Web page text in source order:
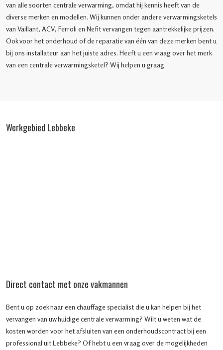
van alle soorten centrale verwarming, omdat hij kennis heeft van de
diverse merken en modellen. Wij kunnen onder andere verwarmingsketels
van Vaillant, ACV, Ferroli en Nefit vervangen tegen aantrekkelijke prijzen.
Ook voor het onderhoud of de reparatie van één van deze merken bent u
bij ons installateur aan het juiste adres. Heeft u een vraag over het merk
van een centrale verwarmingsketel? Wij helpen u graag.
Werkgebied Lebbeke
Direct contact met onze vakmannen
Bent u op zoek naar een chauffage specialist die u kan helpen bij het
vervangen van uw huidige centrale verwarming? Wilt u weten wat de
kosten worden voor het afsluiten van een onderhoudscontract bij een
professional uit Lebbeke? Of hebt u een vraag over de mogelijkheden